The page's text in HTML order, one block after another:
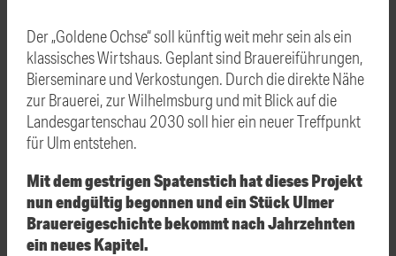
Der „Goldene Ochse“ soll künftig weit mehr sein als ein
klassisches Wirtshaus. Geplant sind Brauereiführungen,
Bierseminare und Verkostungen. Durch die direkte Nähe
zur Brauerei, zur Wilhelmsburg und mit Blick auf die
Landesgartenschau 2030 soll hier ein neuer Treffpunkt
für Ulm entstehen.
Mit dem gestrigen Spatenstich hat dieses Projekt
nun endgültig begonnen und ein Stück Ulmer
Brauereigeschichte bekommt nach Jahrzehnten
ein neues Kapitel.